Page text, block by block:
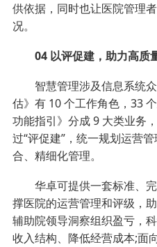
供依据，同时也让医院管理
况。
04 以评促建，助力高质
智慧管理涉及信息系统众
估》有 10 个工作角色，33
功能指引》分成 9 大类业务
过“评促建”，统一规划运营
合、精细化管理。
华卓可提供一套标准、完
撑医院的运营管理和评级，
辅助院领导洞察组织盈亏，
收入结构、降低经营成本;面